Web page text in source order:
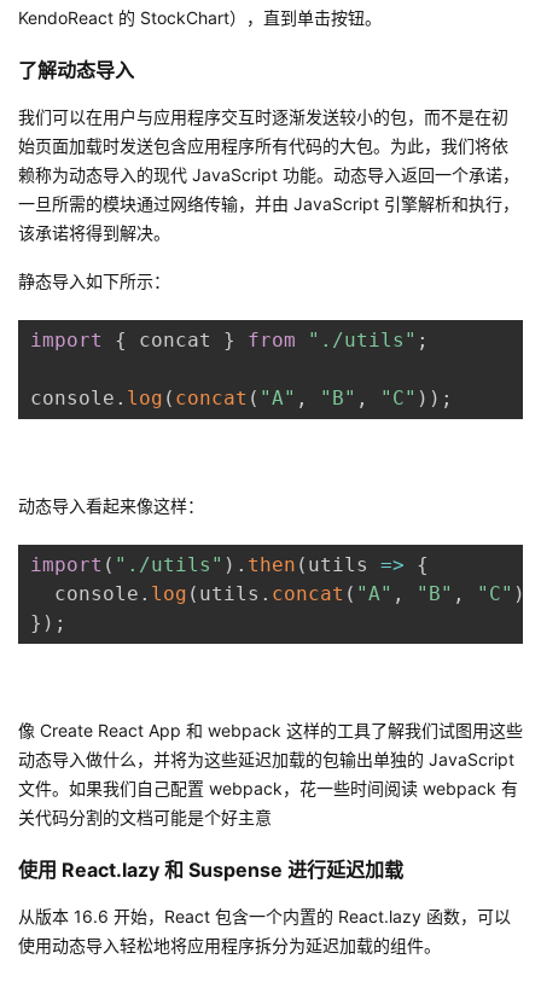
者
我
的
博
我
的
我
注
开
学
堂
课
的
我
的
Programs
我
持
我
术
云
KendoReact 的 StockChart），直到单击按钮。
了解动态导入
我们可以在用户与应用程序交互时逐渐发送较小的包，而不是在初
始页面加载时发送包含应用程序所有代码的大包。为此，我们将依
赖称为动态导入的现代 JavaScript 功能。动态导入返回一个承诺，
一旦所需的模块通过网络传输，并由 JavaScript 引擎解析和执行，
该承诺将得到解决。
静态导入如下所示：
import { concat } from "./utils" ;
console . log ( concat ( "A" , "B" , "C" ) ) ;
动态导入看起来像这样：
import ( "./utils" ) . then ( utils =>
{
  console
. log ( utils . concat ( "A" , "B" , "C" )
} ) ;
像 Create React App 和 webpack 这样的工具了解我们试图用这些
动态导入做什么，并将为这些延迟加载的包输出单独的 JavaScript
文件。如果我们自己配置 webpack，花一些时间阅读 webpack 有
关代码分割的文档可能是个好主意
使用 React.lazy 和 Suspense 进行延迟加载
从版本 16.6 开始，React 包含一个内置的 React.lazy 函数，可以
使用动态导入轻松地将应用程序拆分为延迟加载的组件。